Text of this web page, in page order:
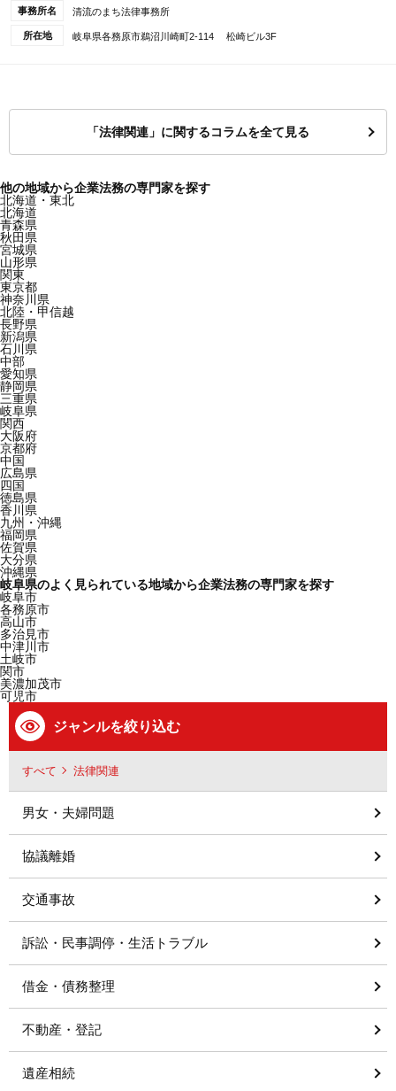
事務所名 清流のまち法律事務所
所在地 岐阜県各務原市鵜沼川崎町2-114 松崎ビル3F
「法律関連」に関するコラムを全て見る
他の地域から企業法務の専門家を探す
北海道・東北
北海道
青森県
秋田県
宮城県
山形県
関東
東京都
神奈川県
北陸・甲信越
長野県
新潟県
石川県
中部
愛知県
静岡県
三重県
岐阜県
関西
大阪府
京都府
中国
広島県
四国
徳島県
香川県
九州・沖縄
福岡県
佐賀県
大分県
沖縄県
岐阜県のよく見られている地域から企業法務の専門家を探す
岐阜市
各務原市
高山市
多治見市
中津川市
土岐市
関市
美濃加茂市
可児市
ジャンルを絞り込む
すべて 法律関連
男女・夫婦問題
協議離婚
交通事故
訴訟・民事調停・生活トラブル
借金・債務整理
不動産・登記
遺産相続